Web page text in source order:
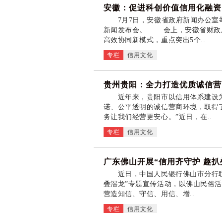
安徽：促进科创价值信用化融
7月7日，安徽省政府新闻办公室
新闻发布会。 会上，安徽省财政
高效协同新模式，重点突出5个..
专栏 信用文化
贵州贵阳：全力打造优质诚信
近年来，贵阳市以信用体系建设
诺、公平透明的诚信营商环境，取
务让我们经营更安心。”近日，在..
专栏 信用文化
广东佛山开展“信用齐守护 趣
近日，中国人民银行佛山市分行
叠滘龙”专题宣传活动，以佛山民俗
营造知信、守信、用信、增..
专栏 信用文化